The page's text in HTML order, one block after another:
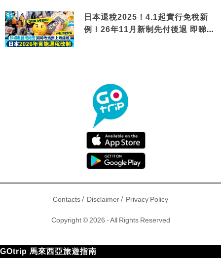
日本退稅2025！4.1起實行免稅新
例！26年11月新制先付後退 即睇步
Contacts/ Disclaimer/ Privacy Policy
Copyright © 2026 - All Rights Reserved
GOtrip 馬來西亞旅遊指南